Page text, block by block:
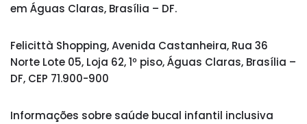
em Águas Claras, Brasília – DF.
Felicittà Shopping, Avenida Castanheira, Rua 36
Norte Lote 05, Loja 62, 1º piso, Águas Claras, Brasília –
DF, CEP 71.900-900
Informações sobre saúde bucal infantil inclusiva